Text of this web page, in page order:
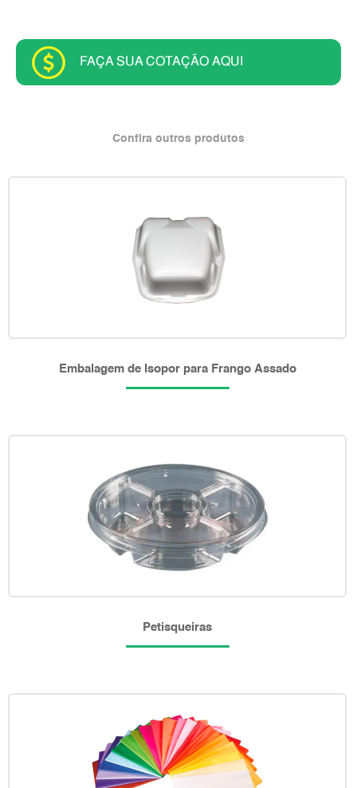
FAÇA SUA COTAÇÃO AQUI
Confira outros produtos
Embalagem de Isopor para Frango Assado
Petisqueiras